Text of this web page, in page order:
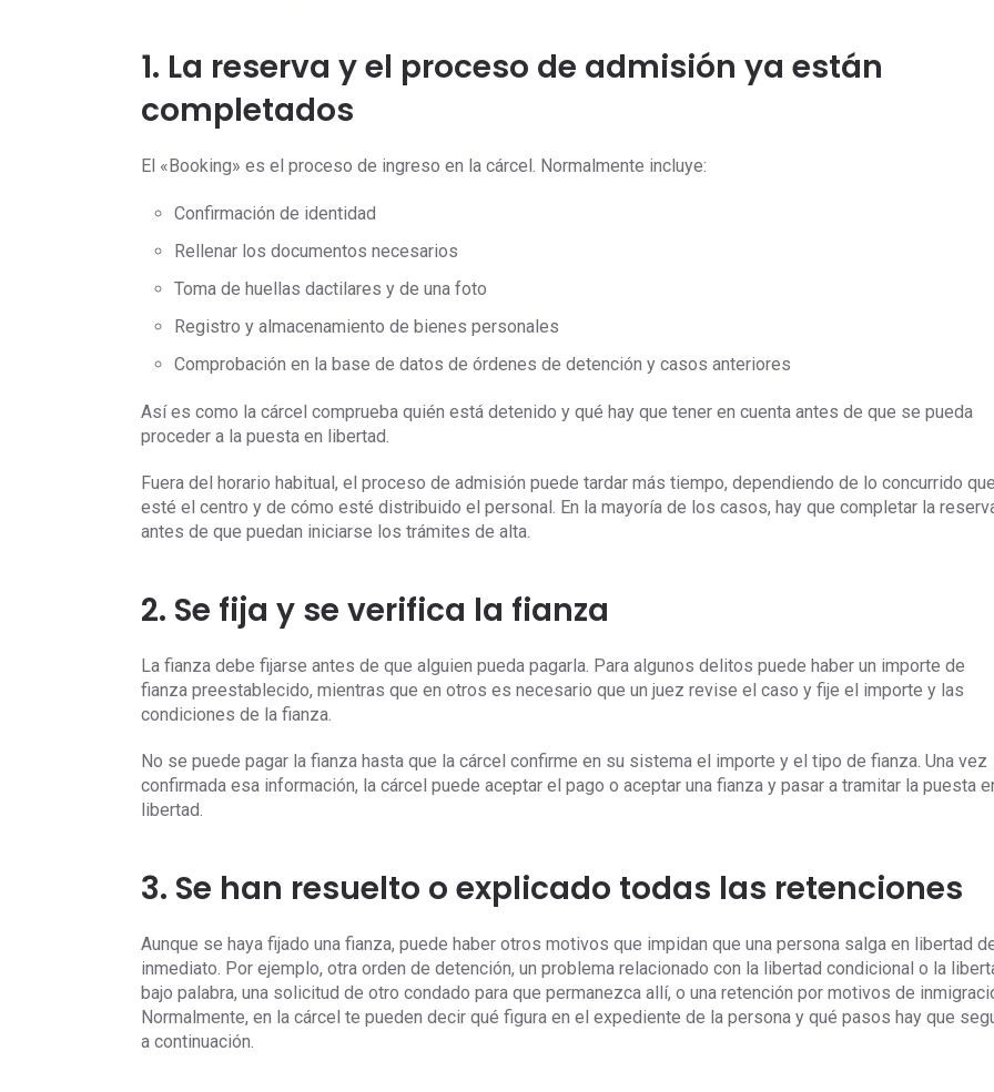
1. La reserva y el proceso de admisión ya están
completados
El «Booking» es el proceso de ingreso en la cárcel. Normalmente incluye:
Confirmación de identidad
Rellenar los documentos necesarios
Toma de huellas dactilares y de una foto
Registro y almacenamiento de bienes personales
Comprobación en la base de datos de órdenes de detención y casos anteriores
Así es como la cárcel comprueba quién está detenido y qué hay que tener en cuenta antes de que se pueda
proceder a la puesta en libertad.
Fuera del horario habitual, el proceso de admisión puede tardar más tiempo, dependiendo de lo concurrido que
esté el centro y de cómo esté distribuido el personal. En la mayoría de los casos, hay que completar la
antes de que puedan iniciarse los trámites de alta.
2. Se fija y se verifica la fianza
La fianza debe fijarse antes de que alguien pueda pagarla. Para algunos delitos puede haber un importe de
fianza preestablecido, mientras que en otros es necesario que un juez revise el caso y fije el importe y las
condiciones de la fianza.
No se puede pagar la fianza hasta que la cárcel confirme en su sistema el importe y el tipo de fianza. Una vez
confirmada esa información, la cárcel puede aceptar el pago o aceptar una fianza y pasar a tramitar la puesta
libertad.
3. Se han resuelto o explicado todas las retenciones
Aunque se haya fijado una fianza, puede haber otros motivos que impidan que una persona salga en libertad
inmediato. Por ejemplo, otra orden de detención, un problema relacionado con la libertad condicional o la
bajo palabra, una solicitud de otro condado para que permanezca allí, o una retención por motivos de
Normalmente, en la cárcel te pueden decir qué figura en el expediente de la persona y qué pasos hay que
a continuación.